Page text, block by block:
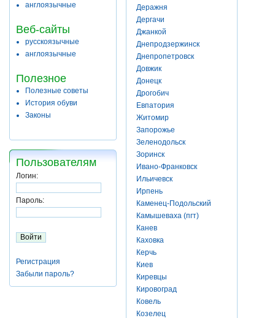
англоязычные
Веб-сайты
русскоязычные
англоязычные
Полезное
Полезные советы
История обуви
Законы
Пользователям
Логин:
Пароль:
Регистрация
Забыли пароль?
Деражня
Дергачи
Джанкой
Днепродзержинск
Днепропетровск
Довжик
Донецк
Дрогобич
Евпатория
Житомир
Запорожье
Зеленодольск
Зоринск
Ивано-Франковск
Ильичевск
Ирпень
Каменец-Подольский
Камышеваха (пгт)
Канев
Каховка
Керчь
Киев
Киревцы
Кировоград
Ковель
Козелец